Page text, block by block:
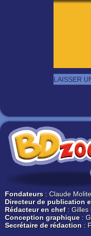
Fondateurs : Claude
Directeur de publication
Rédacteur en chef: Gilles
Conception graphique:
Secrétaire de rédaction :